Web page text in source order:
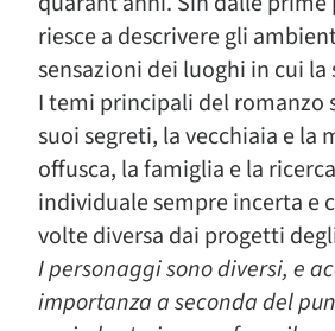
riesce a descrivere gli
sensazioni dei luoghi in cui la
I temi principali del romanzo
suoi segreti, la vecchiaia e la
offusca, la famiglia e la
individuale sempre incerta e
volte diversa dai progetti
I personaggi sono diversi, e
importanza a seconda del